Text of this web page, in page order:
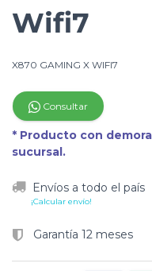
Wifi7
X870 GAMING X WIFI7
Consultar
* Producto con
sucursal.
Envíos a todo el país
¡Calcular envío!
Garantía 12 meses